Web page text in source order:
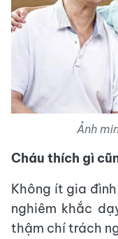
Ảnh
Cháu thích gì
Không ít gia
nghiêm khắc
thậm chí trách